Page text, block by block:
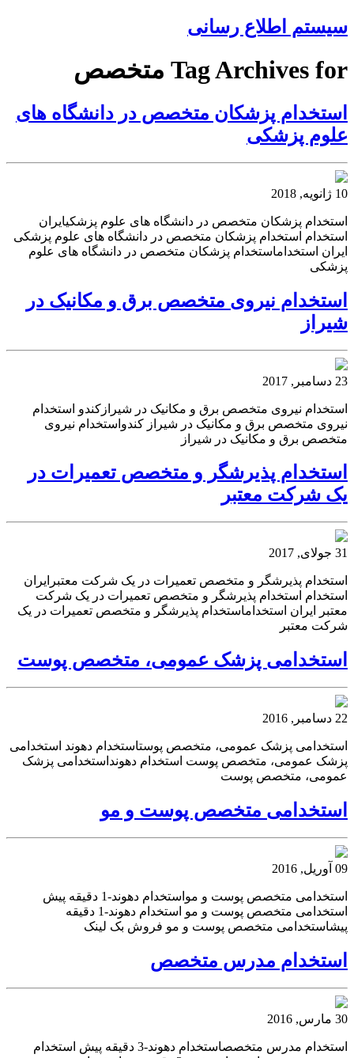
سیستم اطلاع رسانی
Tag Archives for متخصص
استخدام پزشکان متخصص در دانشگاه های
علوم پزشكی
10 ژانویه, 2018
استخدام پزشکان متخصص در دانشگاه های علوم پزشكیایران
استخدام استخدام پزشکان متخصص در دانشگاه های علوم پزشكی
ایران استخداماستخدام پزشکان متخصص در دانشگاه های علوم
پزشكی
استخدام نیروی متخصص برق و مکانیک در
شیراز
23 دسامبر, 2017
استخدام نیروی متخصص برق و مکانیک در شیرازکندو استخدام
نیروی متخصص برق و مکانیک در شیراز کندواستخدام نیروی
متخصص برق و مکانیک در شیراز
استخدام پذیرشگر و متخصص تعمیرات در
یک شرکت معتبر
31 جولای, 2017
استخدام پذیرشگر و متخصص تعمیرات در یک شرکت معتبرایران
استخدام استخدام پذیرشگر و متخصص تعمیرات در یک شرکت
معتبر ایران استخداماستخدام پذیرشگر و متخصص تعمیرات در یک
شرکت معتبر
استخدامی پزشک عمومی، متخصص پوست
22 دسامبر, 2016
استخدامی پزشک عمومی، متخصص پوستاستخدام دهوند استخدامی
پزشک عمومی، متخصص پوست استخدام دهونداستخدامی پزشک
عمومی، متخصص پوست
استخدامی متخصص پوست و مو
09 آوریل, 2016
استخدامی متخصص پوست و مواستخدام دهوند-1 دقیقه پیش
استخدامی متخصص پوست و مو استخدام دهوند-1 دقیقه
پیشاستخدامی متخصص پوست و مو فروش بک لینک
استخدام مدرس متخصص
30 مارس, 2016
استخدام مدرس متخصصاستخدام دهوند-3 دقیقه پیش استخدام